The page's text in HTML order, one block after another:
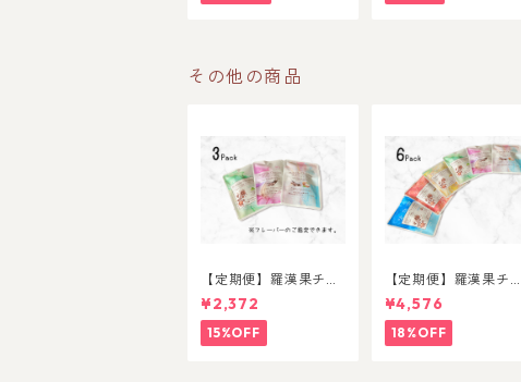
その他の商品
【定期便】羅漢果チョ
コレート（3パック）
¥2,372
15%OFF
【定期便】羅漢果チョ
コレート（6パック）
¥4,576
18%OFF